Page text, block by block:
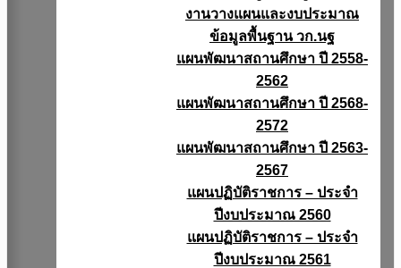
งานวางแผนและงบประมาณ
ข้อมูลพื้นฐาน วก.นฐ
แผนพัฒนาสถานศึกษา ปี 2558-
2562
แผนพัฒนาสถานศึกษา ปี 2568-
2572
แผนพัฒนาสถานศึกษา ปี 2563-
2567
แผนปฏิบัติราชการ – ประจำ
ปีงบประมาณ 2560
แผนปฏิบัติราชการ – ประจำ
ปีงบประมาณ 2561